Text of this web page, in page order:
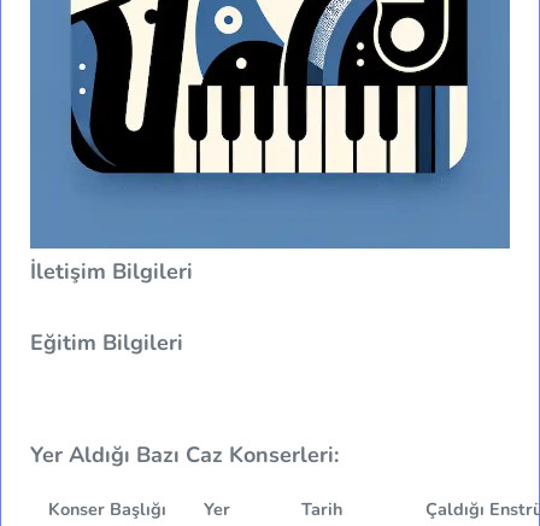
İletişim Bilgileri
Eğitim Bilgileri
Yer Aldığı Bazı Caz Konserleri:
Konser Başlığı Yer Tarih Çaldığı